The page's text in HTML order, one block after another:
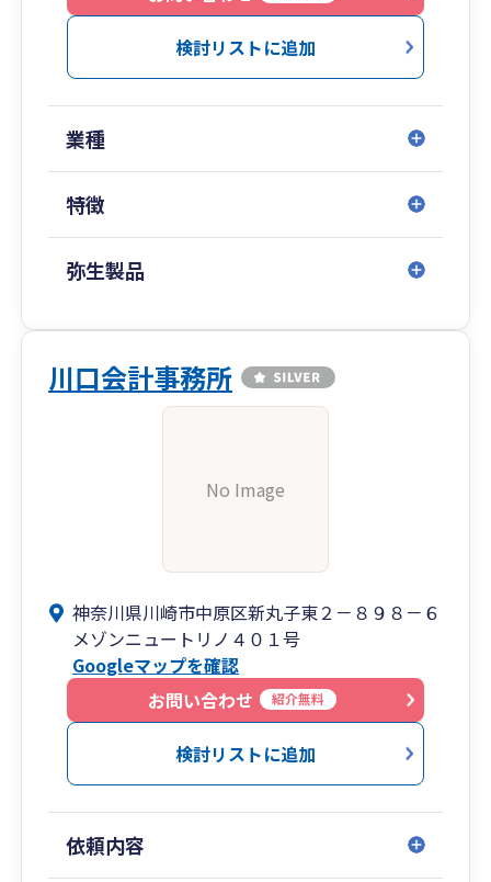
検討リストに追加
業種
特徴
弥生製品
川口会計事務所
No Image
神奈川県川崎市中原区新丸子東２－８９８－６
メゾンニュートリノ４０１号
Googleマップを確認
お問い合わせ
紹介無料
検討リストに追加
依頼内容